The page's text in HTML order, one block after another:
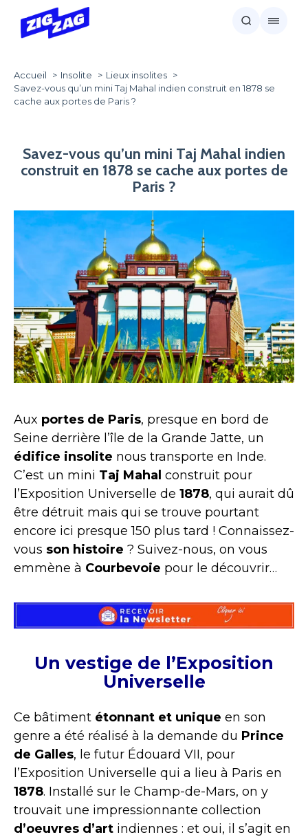
Accueil Insolite
Lieux insolites
Savez-vous qu’un mini Taj Mahal indien construit en 1878 se
cache aux portes de Paris ?
Savez-vous qu’un mini Taj Mahal indien
construit en 1878 se cache aux portes de
Paris ?
Aux portes de Paris, presque en bord de
Seine derrière l’île de la Grande Jatte, un
édifice insolite nous transporte en Inde.
C’est un mini Taj Mahal construit pour
l’Exposition Universelle de 1878, qui aurait dû
être détruit mais qui se trouve pourtant
encore ici presque 150 plus tard ! Connaissez-
vous son histoire ? Suivez-nous, on vous
emmène à Courbevoie pour le découvrir…
Un vestige de l’Exposition
Universelle
Ce bâtiment étonnant et unique en son
genre a été réalisé à la demande du Prince
de Galles, le futur Édouard VII, pour
l’Exposition Universelle qui a lieu à Paris en
1878. Installé sur le Champ-de-Mars, on y
trouvait une impressionnante collection
d’oeuvres d’art indiennes : et oui, il s’agit en